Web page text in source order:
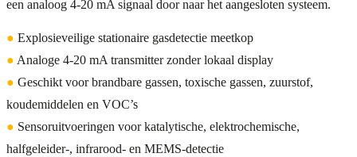
een analoog 4-20 mA signaal door naar het aangesloten systeem.
● Explosieveilige stationaire gasdetectie meetkop
● Analoge 4-20 mA transmitter zonder lokaal display
● Geschikt voor brandbare gassen, toxische gassen, zuurstof,
koudemiddelen en VOC’s
● Sensoruitvoeringen voor katalytische, elektrochemische,
halfgeleider-, infrarood- en MEMS-detectie